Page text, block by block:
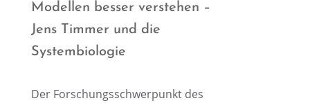
Model­len besser verste­hen –
Jens Timmer und die
Systembiologie
Der Forschungs­schwer­punkt des